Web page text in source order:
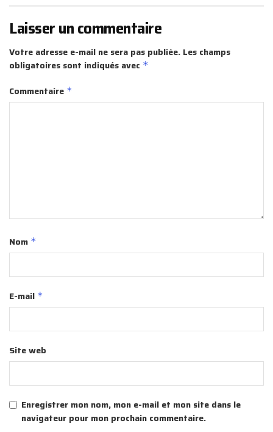
Laisser un commentaire
Votre adresse e-mail ne sera pas publiée. Les champs
obligatoires sont indiqués avec *
Commentaire *
Nom *
E-mail *
Site web
Enregistrer mon nom, mon e-mail et mon site dans le
navigateur pour mon prochain commentaire.